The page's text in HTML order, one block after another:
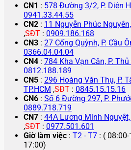
CN1 : 578 Đường 3/2, P. Diên
0941.33.44.55
CN2 : 11 Nguyễn Phúc
,SĐT : 0909.186.168
CN3 : 27 Cống Quỳnh, P. Cầu
0366.04.04.04
CN4 : 784 Kha Vạn Cân, P.
0812.188.189
CN5 : 296 Hoàng Văn Thụ, P.
TP.HCM ,SĐT : 0845.15.15.16
CN6 : Số 6 Đường 297, P.
0889.718.719
CN7 : 44A Lương Minh Nguyệt,
,SĐT : 0977.501.601
Giờ làm việc : T2 - T7 : (
17:00)